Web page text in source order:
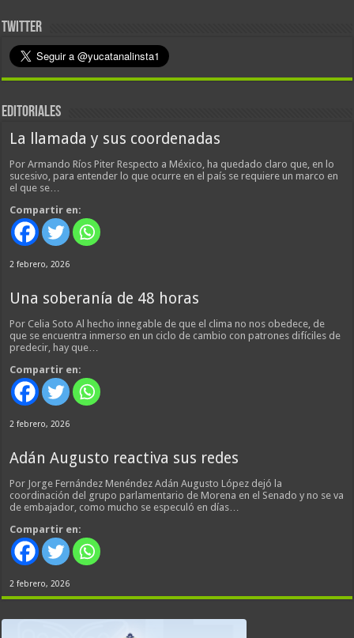
TWITTER
EDITORIALES
La llamada y sus coordenadas
Por Armando Ríos Piter Respecto a México, ha quedado claro que, en lo
sucesivo, para entender lo que ocurre en el país se requiere un marco en
el que se…
Compartir en:
2 febrero, 2026
Una soberanía de 48 horas
Por Celia Soto Al hecho innegable de que el clima no nos obedece, de
que se encuentra inmerso en un ciclo de cambio con patrones difíciles de
predecir, hay que…
Compartir en:
2 febrero, 2026
Adán Augusto reactiva sus redes
Por Jorge Fernández Menéndez Adán Augusto López dejó la
coordinación del grupo parlamentario de Morena en el Senado y no se va
de embajador, como mucho se especuló en días…
Compartir en:
2 febrero, 2026